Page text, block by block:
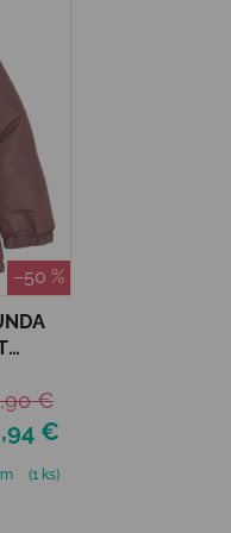
–50 %
€
€
(1 ks)